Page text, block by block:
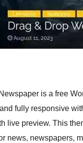
is a free
fully responsive
live preview. This
news, newspapers,